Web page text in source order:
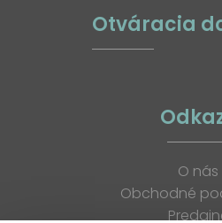
Otváracia
O nás
Obchodné